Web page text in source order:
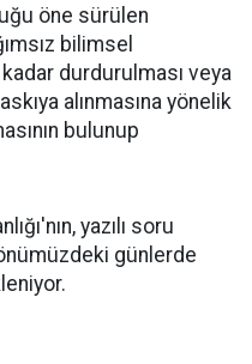
öne sürülen
bilimsel
durdurulması veya
alınmasına yönelik
bulunup
yazılı soru
günlerde